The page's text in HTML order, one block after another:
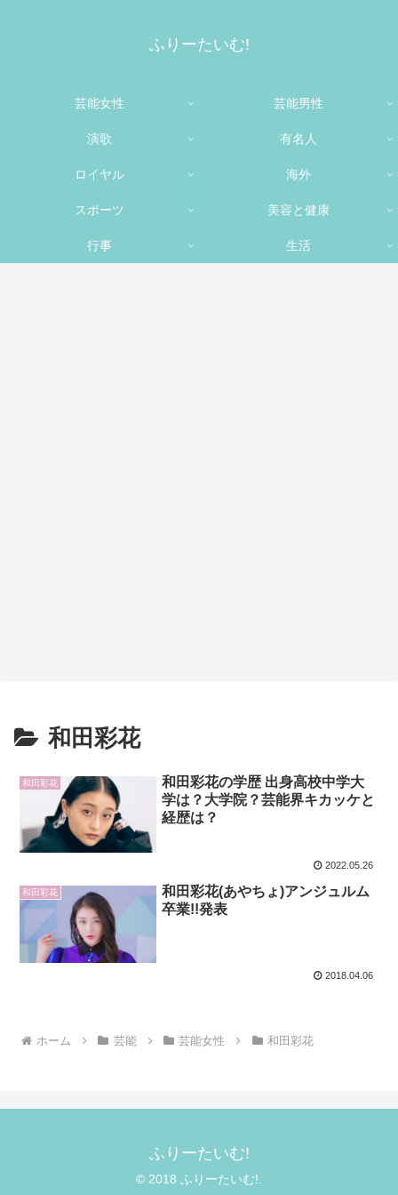
ふりーたいむ!
芸能女性 芸能男性
演歌 有名人
ロイヤル 海外
スポーツ 美容と健康
行事 生活
和田彩花
和田彩花
和田彩花の学歴 出身高校中学大
学は？大学院？芸能界キカッケと
経歴は？
2022.05.26
和田彩花
和田彩花(あやちょ)アンジュルム
卒業!!発表
2018.04.06
ホーム 芸能 芸能女性 和田彩花
ふりーたいむ!
© 2018 ふりーたいむ!.